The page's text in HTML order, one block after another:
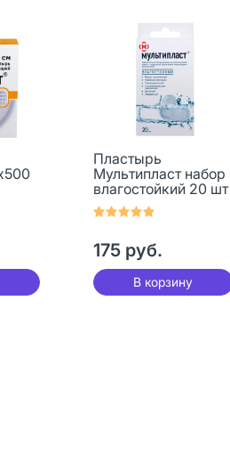
Пластырь
Мультипласт набор
влагостойкий 20 шт
175 руб.
В корзину